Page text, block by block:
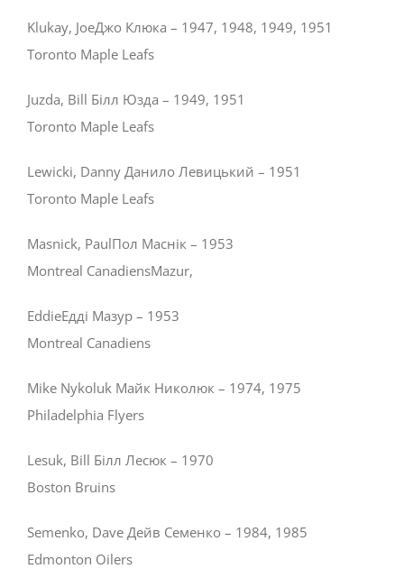
Klukay, JoeДжо Клюка – 1947, 1948, 1949, 1951
Toronto Maple Leafs
Juzda, Bill Білл Юзда – 1949, 1951
Toronto Maple Leafs
Lewicki, Danny Данило Левицький – 1951
Toronto Maple Leafs
Masnick, PaulПол Маснік – 1953
Montreal CanadiensMazur,
EddieЕдді Мазур – 1953
Montreal Canadiens
Mike Nykoluk Майк Николюк – 1974, 1975
Philadelphia Flyers
Lesuk, Bill Білл Лесюк – 1970
Boston Bruins
Semenko, Dave Дейв Семенко – 1984, 1985
Edmonton Oilers